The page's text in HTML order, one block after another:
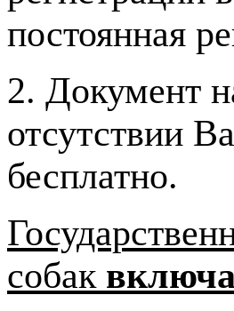
постоянная
2. Документ
отсутствии
бесплатно.
собак